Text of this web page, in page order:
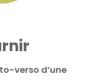
verso d’une